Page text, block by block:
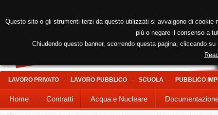
LAVORO PRIVATO LAVORO PUBBLICO SCUOLA PUBBLICO
Home Contratti Acqua e Nucleare
Questo sito o gli strumenti terzi da questo utilizzati si avvalgono di
più o negare il consenso a
Chiudendo questo banner, scorrendo questa pagina, cliccando